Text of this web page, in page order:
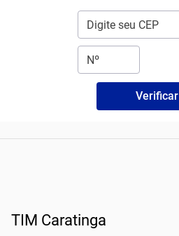
Verificar
TIM Caratinga